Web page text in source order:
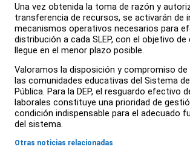
Una vez obtenida la toma de razón y
transferencia de recursos, se activarán de
mecanismos operativos necesarios para
distribución a cada SLEP, con el objetivo de
llegue en el menor plazo posible.
Valoramos la disposición y compromiso de
las comunidades educativas del Sistema
Pública. Para la DEP, el resguardo efectivo
laborales constituye una prioridad de
condición indispensable para el adecuado
del sistema.
Otras noticias relacionadas